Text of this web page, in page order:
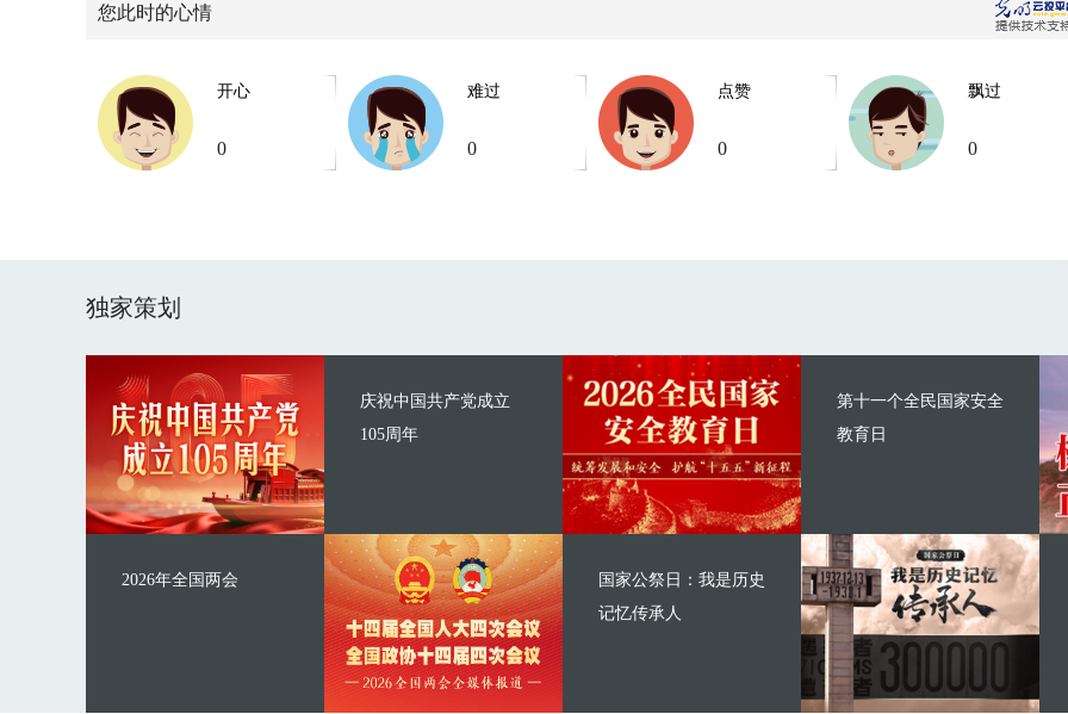
您此时的心情
开心
0
难过
0
点赞
0
飘过
0
独家策划
庆祝中国共产党成立
105周年
2026年全国两会
第十一个全民国家安全
教育日
国家公祭日：我是历史
记忆传承人